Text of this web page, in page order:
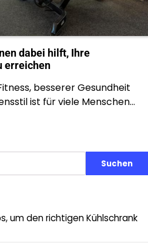
dabei hilft, Ihre
erreichen
besserer Gesundheit
ist für viele Menschen…
Suchen
um den richtigen Kühlschrank